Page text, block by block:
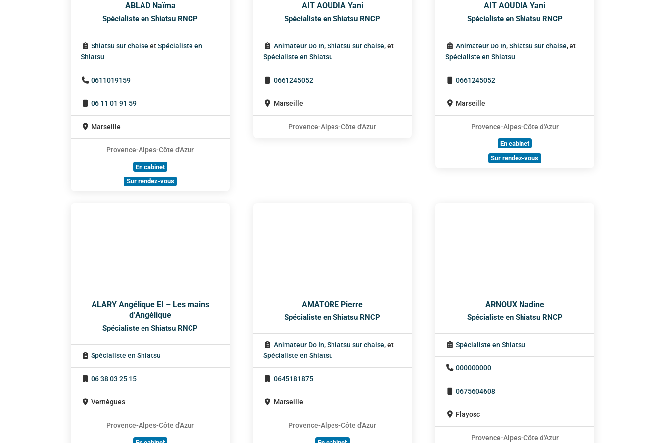
ABLAD Naïma
Spécialiste en Shiatsu RNCP
Shiatsu sur chaise etSpécialiste en
Shiatsu
0611019159
06 11 01 91 59
Marseille
Provence-Alpes-Côte d'Azur
En cabinet
Sur rendez-vous
AIT AOUDIA Yani
Spécialiste en Shiatsu RNCP
Animateur Do In,Shiatsu sur chaise, et
Spécialiste en Shiatsu
0661245052
Marseille
Provence-Alpes-Côte d'Azur
AIT AOUDIA Yani
Spécialiste en Shiatsu RNCP
Animateur Do In,Shiatsu sur chaise, et
Spécialiste en Shiatsu
0661245052
Marseille
Provence-Alpes-Côte d'Azur
En cabinet
Sur rendez-vous
ALARY Angélique EI – Les mains
d’Angélique
Spécialiste en Shiatsu RNCP
Spécialiste en Shiatsu
06 38 03 25 15
Vernègues
Provence-Alpes-Côte d'Azur
AMATORE Pierre
Spécialiste en Shiatsu RNCP
Animateur Do In,Shiatsu sur chaise, et
Spécialiste en Shiatsu
0645181875
Marseille
Provence-Alpes-Côte d'Azur
ARNOUX Nadine
Spécialiste en Shiatsu RNCP
Spécialiste en Shiatsu
000000000
0675604608
Flayosc
Provence-Alpes-Côte d'Azur